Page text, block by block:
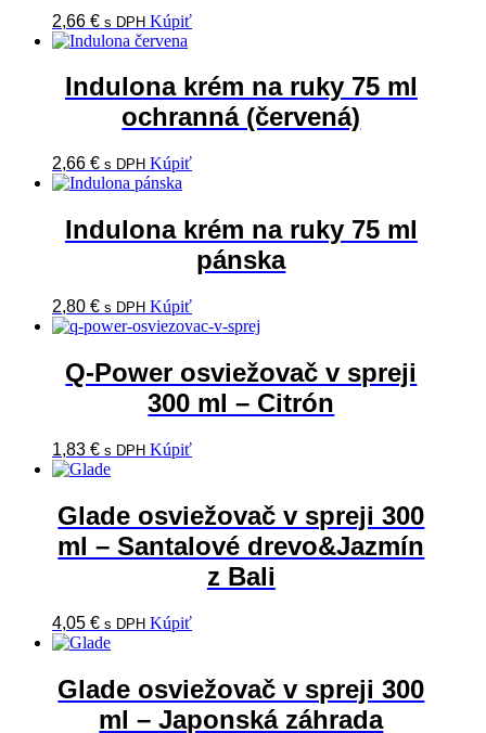
2,66 € s DPH Kúpiť
Indulona krém na ruky 75 ml
ochranná (červená)
2,66 € s DPH Kúpiť
Indulona krém na ruky 75 ml
pánska
2,80 € s DPH Kúpiť
Q-Power osviežovač v spreji
300 ml – Citrón
1,83 € s DPH Kúpiť
Glade osviežovač v spreji 300
ml – Santalové drevo&Jazmín
z Bali
4,05 € s DPH Kúpiť
Glade osviežovač v spreji 300
ml – Japonská záhrada